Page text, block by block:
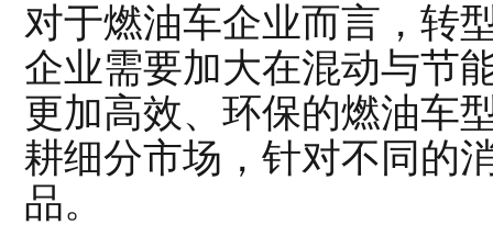
对于燃油车企业而言，转
企业需要加大在混动与节
更加高效、环保的燃油车
耕细分市场，针对不同的
品。